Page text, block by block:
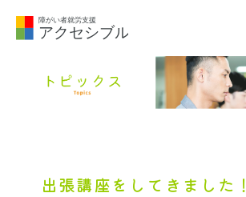
出張講座をしてきました！